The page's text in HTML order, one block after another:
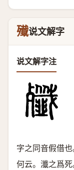
殱说文解字
说文解字注
字之同音假借
何云。瀸之爲死